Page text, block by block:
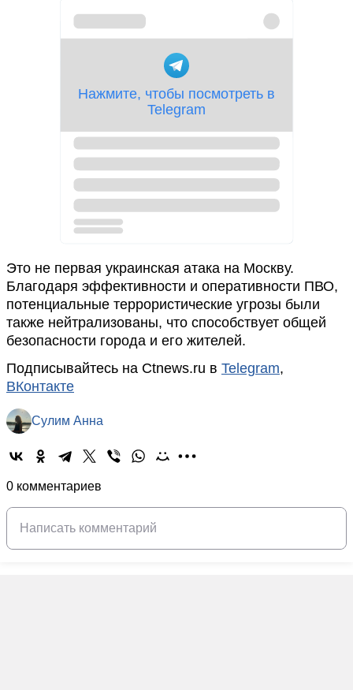
Это не первая украинская атака на Москву.
Благодаря эффективности и оперативности ПВО,
потенциальные террористические угрозы были
также нейтрализованы, что способствует общей
безопасности города и его жителей.
Подписывайтесь на Ctnews.ru в Telegram,
ВКонтакте
Сулим Анна
0 комментариев